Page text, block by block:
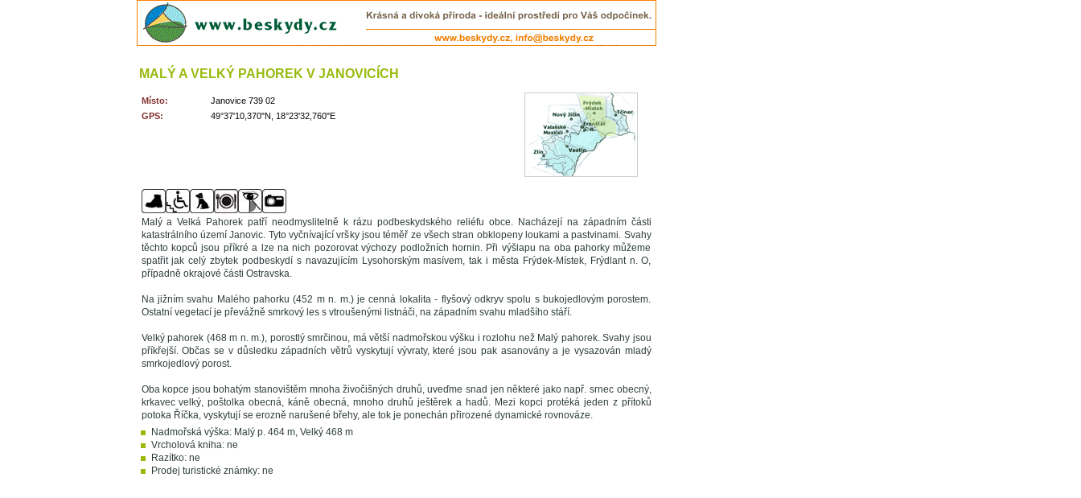
MALÝ A VELKÝ PAHOREK V JANOVICÍCH
Místo:
Janovice 739 02
GPS:
49°37'10,370"N, 18°23'32,760"E
Malý a Velká Pahorek patří neodmyslitelně k rázu podbeskydského reliéfu obce. Nacházejí na západním části
katastrálního území Janovic. Tyto vyčnívající vršky jsou téměř ze všech stran obklopeny loukami a pastvinami. Svahy
těchto kopců jsou příkré a lze na nich pozorovat výchozy podložních hornin. Při výšlapu na oba pahorky můžeme
spatřit jak celý zbytek podbeskydí s navazujícím Lysohorským masívem, tak i města Frýdek-Místek, Frýdlant n. O,
případně okrajové části Ostravska.
Na jižním svahu Malého pahorku (452 m n. m.) je cenná lokalita - flyšový odkryv spolu s bukojedlovým porostem.
Ostatní vegetací je převážně smrkový les s vtroušenými listnáči, na západním svahu mladšího stáří.
Velký pahorek (468 m n. m.), porostlý smrčinou, má větší nadmořskou výšku i rozlohu než Malý pahorek. Svahy jsou
příkřejší. Občas se v důsledku západních větrů vyskytují vývraty, které jsou pak asanovány a je vysazován mladý
smrkojedlový porost.
Oba kopce jsou bohatým stanovištěm mnoha živočišných druhů, uveďme snad jen některé jako např. srnec obecný,
krkavec velký, poštolka obecná, káně obecná, mnoho druhů ještěrek a hadů. Mezi kopci protéká jeden z přítoků
potoka Říčka, vyskytují se erozně narušené břehy, ale tok je ponechán přirozené dynamické rovnováze.
Nadmořská výška: Malý p. 464 m, Velký 468 m
Vrcholová kniha: ne
Razítko: ne
Prodej turistické známky: ne